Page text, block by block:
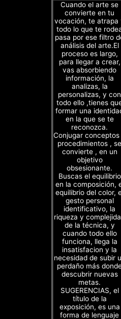
Cuando el arte se
convierte en tu
vocación, te atrapa
todo lo que te
pasa por ese filtro
análisis del arte.El
proceso es largo,
para llegar a crear,
vas absorbiendo
información, la
analizas, la
personalizas, y con
todo ello ,tienes
formar una
en la que se te
reconozca.
Conjugar
procedimientos , se
convierte , en un
objetivo
obsesionante.
Buscas el equilibrio
en la composición,
equilibrio del color,
gesto personal
identificativo, la
riqueza y
de la técnica, y
cuando todo ello
funciona, llega la
insatisfacion y la
necesidad de subir
perdaño más
descubrir nuevas
metas.
SUGERENCIAS, el
título de la
exposición, es una
forma de lenguaje